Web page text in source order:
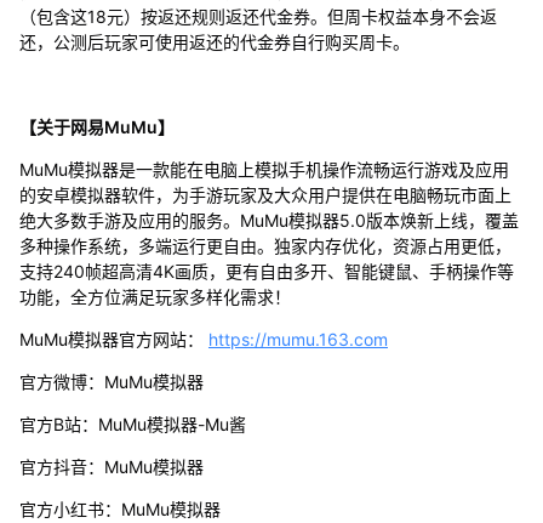
（包含这18元）按返还规则返还代金券。但周卡权益本身不会返
还，公测后玩家可使用返还的代金券自行购买周卡。
【关于网易MuMu】
MuMu模拟器是一款能在电脑上模拟手机操作流畅运行游戏及应用
的安卓模拟器软件，为手游玩家及大众用户提供在电脑畅玩市面上
绝大多数手游及应用的服务。MuMu模拟器5.0版本焕新上线，覆盖
多种操作系统，多端运行更自由。独家内存优化，资源占用更低，
支持240帧超高清4K画质，更有自由多开、智能键鼠、手柄操作等
功能，全方位满足玩家多样化需求！
MuMu模拟器官方网站： https://mumu.163.com
官方微博：MuMu模拟器
官方B站：MuMu模拟器-Mu酱
官方抖音：MuMu模拟器
官方小红书：MuMu模拟器